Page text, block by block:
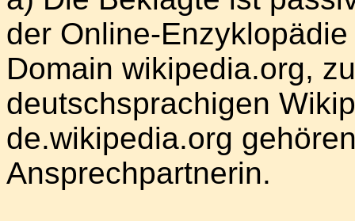
der Online-
Domain wikipedia.org,
deutschsprachigen
de.wikipedia.org
Ansprechpartnerin.